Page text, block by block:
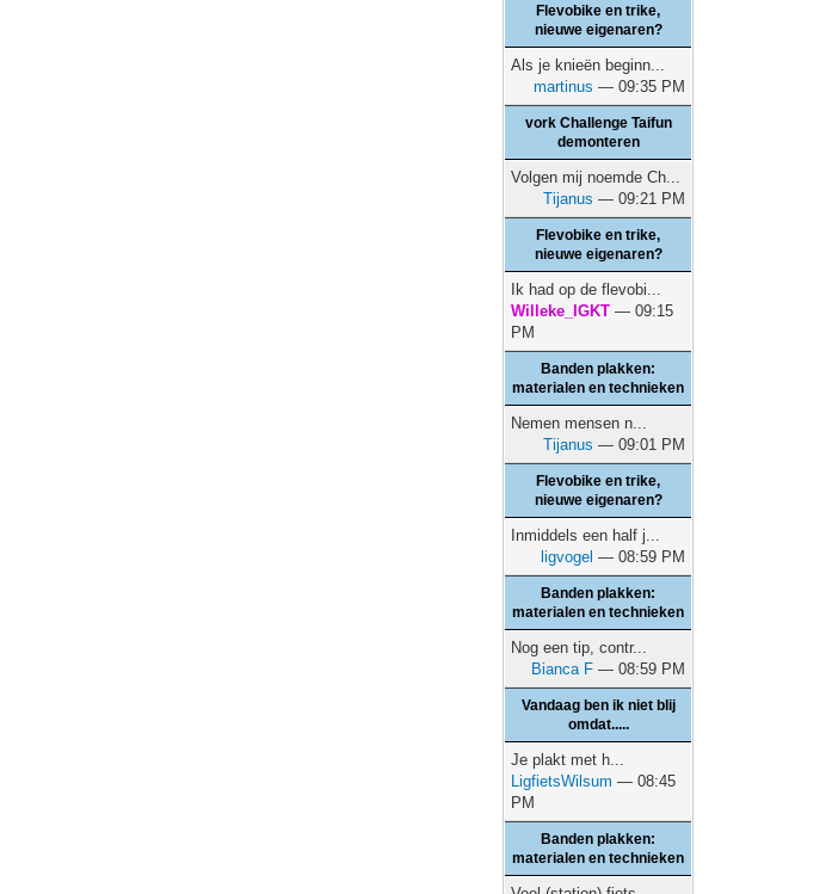
Flevobike en trike,
nieuwe eigenaren?
Als je knieën beginn...
martinus — 09:35 PM
vork Challenge Taifun
demonteren
Volgen mij noemde Ch...
Tijanus — 09:21 PM
Flevobike en trike,
nieuwe eigenaren?
Ik had op de flevobi...
Willeke_IGKT — 09:15
PM
Banden plakken:
materialen en technieken
Nemen mensen n...
Tijanus — 09:01 PM
Flevobike en trike,
nieuwe eigenaren?
Inmiddels een half j...
ligvogel — 08:59 PM
Banden plakken:
materialen en technieken
Nog een tip, contr...
Bianca F — 08:59 PM
Vandaag ben ik niet blij
omdat.....
Je plakt met h...
LigfietsWilsum — 08:45
PM
Banden plakken:
materialen en technieken